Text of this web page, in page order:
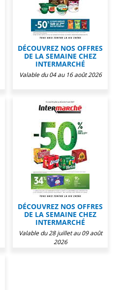
DÉCOUVREZ NOS OFFRES
DE LA SEMAINE CHEZ
INTERMARCHÉ
Valable du 04 au 16 août 2026
DÉCOUVREZ NOS OFFRES
DE LA SEMAINE CHEZ
INTERMARCHÉ
Valable du 28 juillet au 09 août
2026